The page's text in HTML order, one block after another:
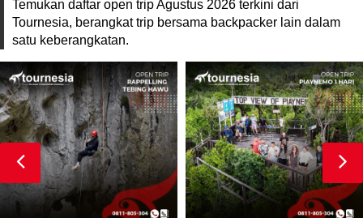
Temukan daftar open trip Agustus 2026 terkini dari
Tournesia, berangkat trip bersama backpacker lain dalam
satu keberangkatan.